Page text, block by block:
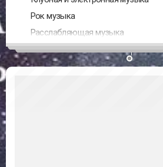
Рок музыка
Расслабляющая музыка